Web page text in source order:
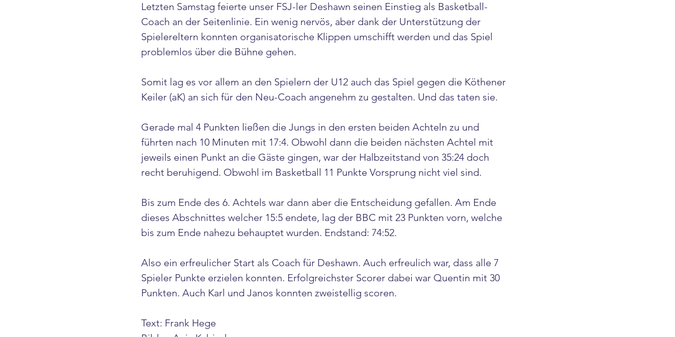
Letzten Samstag feierte unser FSJ-ler Deshawn seinen Einstieg als Basketball-
Coach an der Seitenlinie. Ein wenig nervös, aber dank der Unterstützung der
Spielereltern konnten organisatorische Klippen umschifft werden und das Spiel
problemlos über die Bühne gehen.
Somit lag es vor allem an den Spielern der U12 auch das Spiel gegen die Köthener
Keiler (aK) an sich für den Neu-Coach angenehm zu gestalten. Und das taten sie.
Gerade mal 4 Punkten ließen die Jungs in den ersten beiden Achteln zu und
führten nach 10 Minuten mit 17:4. Obwohl dann die beiden nächsten Achtel mit
jeweils einen Punkt an die Gäste gingen, war der Halbzeitstand von 35:24 doch
recht beruhigend. Obwohl im Basketball 11 Punkte Vorsprung nicht viel sind.
Bis zum Ende des 6. Achtels war dann aber die Entscheidung gefallen. Am Ende
dieses Abschnittes welcher 15:5 endete, lag der BBC mit 23 Punkten vorn, welche
bis zum Ende nahezu behauptet wurden. Endstand: 74:52.
Also ein erfreulicher Start als Coach für Deshawn. Auch erfreulich war, dass alle 7
Spieler Punkte erzielen konnten. Erfolgreichster Scorer dabei war Quentin mit 30
Punkten. Auch Karl und Janos konnten zweistellig scoren.
Text: Frank Hege